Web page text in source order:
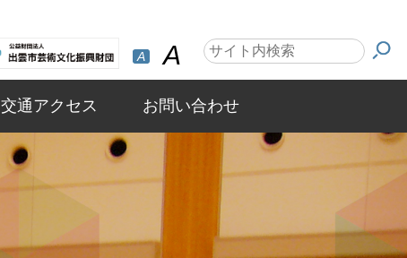
A A
交通アクセス お問い合わせ